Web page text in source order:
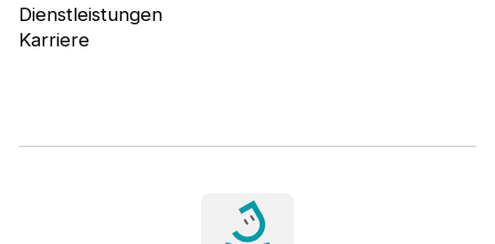
Dienstleistungen
Karriere